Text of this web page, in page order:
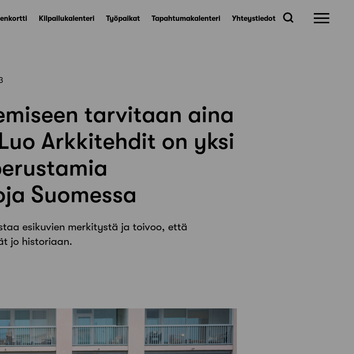
Kilpailukalenteri Työpaikat Tapahtumakalenteri Yhteystiedot
tarvitaan aina
Arkkitehdit on yksi
Suomessa
esikuvien merkitystä ja toivoo, että
jo historiaan.